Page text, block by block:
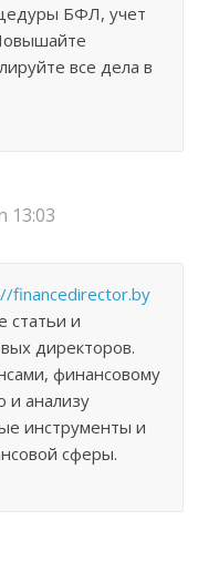
БФЛ, учет
все дела в
13:03
financedirector.by
статьи и
директоров.
финансовому
и анализу
инструменты и
сферы.